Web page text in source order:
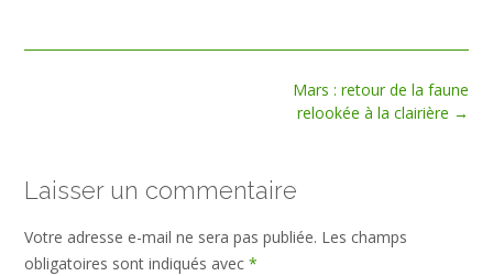
Mars : retour de la faune
relookée à la clairière →
Laisser un commentaire
Votre adresse e-mail ne sera pas publiée. Les champs
obligatoires sont indiqués avec *